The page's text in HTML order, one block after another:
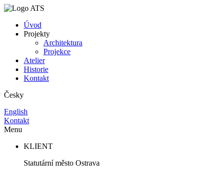
Úvod
Projekty
Architektura
Projekce
Atelier
Historie
Kontakt
Česky
English
Kontakt
Menu
KLIENT
Statutární město Ostrava